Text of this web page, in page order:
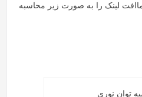
با استفاده از معادله (2.2) ماافت لینک را به صورت زیر محاسبه